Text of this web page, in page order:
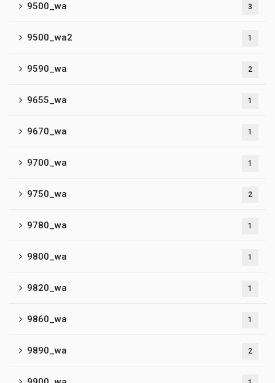
9500_wa 3
9500_wa2 1
9590_wa 2
9655_wa 1
9670_wa 1
9700_wa 1
9750_wa 2
9780_wa 1
9800_wa 1
9820_wa 1
9860_wa 1
9890_wa 2